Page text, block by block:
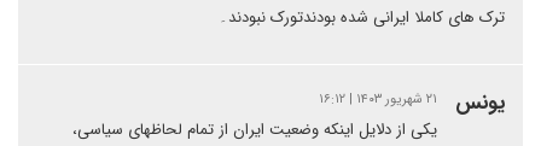
ترک های کاملا ایرانی شده بودندتورک نبودند۔
یونس ۲۱ شهریور ۱۴۰۳ | ۱۶:۱۲
یکی از دلایل اینکه وضعیت ایران از تمام لحاظهای سیاسی،